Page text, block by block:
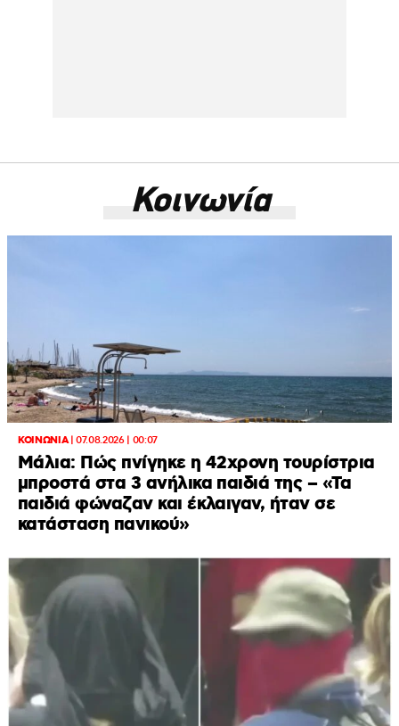
Κοινωνία
ΚΟΙΝΩΝΙΑ|07.08.2026 | 00:07
Μάλια: Πώς πνίγηκε η 42χρονη τουρίστρια
μπροστά στα 3 ανήλικα παιδιά της – «Τα
παιδιά φώναζαν και έκλαιγαν, ήταν σε
κατάσταση πανικού»